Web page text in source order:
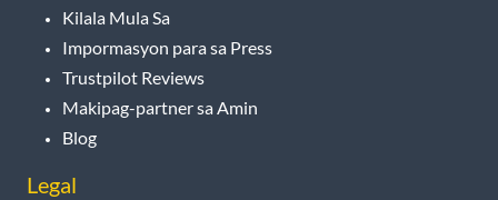
Kilala Mula Sa
Impormasyon para sa Press
Trustpilot Reviews
Makipag-partner sa Amin
Blog
Legal